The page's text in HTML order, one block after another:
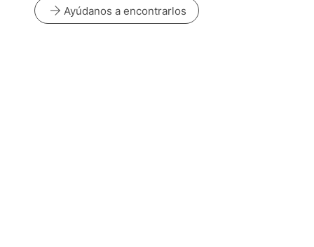
arrow_forward Ayúdanos a encontrarlos